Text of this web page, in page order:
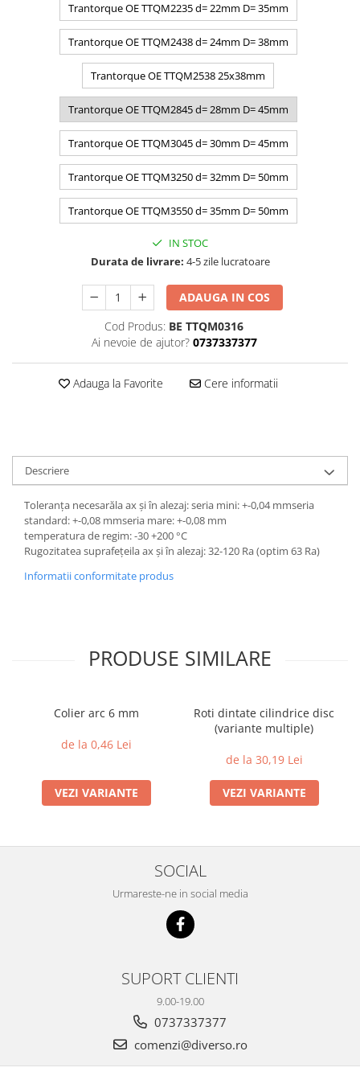
Trantorque OE TTQM2235 d= 22mm D= 35mm
Trantorque OE TTQM2438 d= 24mm D= 38mm
Trantorque OE TTQM2538 25x38mm
Trantorque OE TTQM2845 d= 28mm D= 45mm
Trantorque OE TTQM3045 d= 30mm D= 45mm
Trantorque OE TTQM3250 d= 32mm D= 50mm
Trantorque OE TTQM3550 d= 35mm D= 50mm
IN STOC
Durata de livrare: 4-5 zile lucratoare
ADAUGA IN COS
Cod Produs: BE TTQM0316
Ai nevoie de ajutor? 0737337377
Adauga la Favorite Cere informatii
Descriere
Toleranța necesarăla ax și în alezaj: seria mini: +-0,04 mmseria
standard: +-0,08 mmseria mare: +-0,08 mm
temperatura de regim: -30 +200 °C
Rugozitatea suprafețeila ax și în alezaj: 32-120 Ra (optim 63 Ra)
Informatii conformitate produs
PRODUSE SIMILARE
Colier arc 6 mm
de la 0,46 Lei
VEZI VARIANTE
Roti dintate cilindrice disc
(variante multiple)
de la 30,19 Lei
VEZI VARIANTE
SOCIAL
Urmareste-ne in social media
SUPORT CLIENTI
9.00-19.00
0737337377
comenzi@diverso.ro